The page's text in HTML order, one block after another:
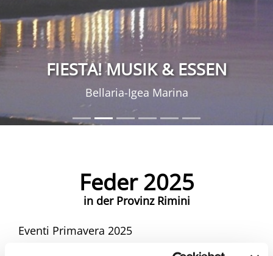
FIESTA! MUSIK & ESSEN
Bellaria-Igea Marina
Feder 2025
in der Provinz Rimini
Eventi Primavera 2025